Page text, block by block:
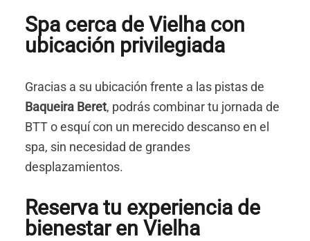
Spa cerca de Vielha con
ubicación privilegiada
Gracias a su ubicación frente a las pistas de
Baqueira Beret, podrás combinar tu jornada de
BTT o esquí con un merecido descanso en el
spa, sin necesidad de grandes
desplazamientos.
Reserva tu experiencia de
bienestar en Vielha